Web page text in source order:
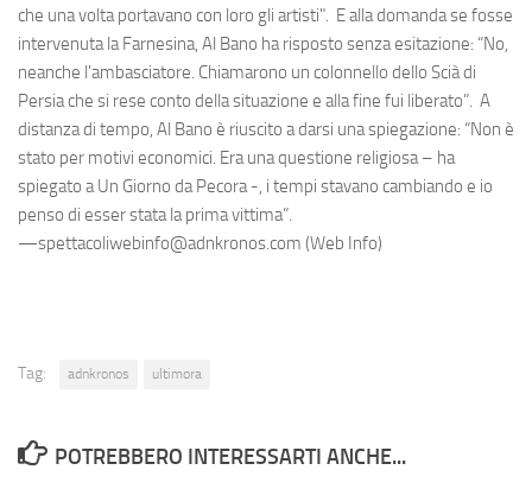
che una volta portavano con loro gli artisti". E alla domanda se fosse
intervenuta la Farnesina, Al Bano ha risposto senza esitazione: “No,
neanche l’ambasciatore. Chiamarono un colonnello dello Scià di
Persia che si rese conto della situazione e alla fine fui liberato”. A
distanza di tempo, Al Bano è riuscito a darsi una spiegazione: “Non è
stato per motivi economici. Era una questione religiosa – ha
spiegato a Un Giorno da Pecora -, i tempi stavano cambiando e io
penso di esser stata la prima vittima”.
—spettacoliwebinfo@adnkronos.com (Web Info)
Tag: adnkronos ultimora
POTREBBERO INTERESSARTI ANCHE...